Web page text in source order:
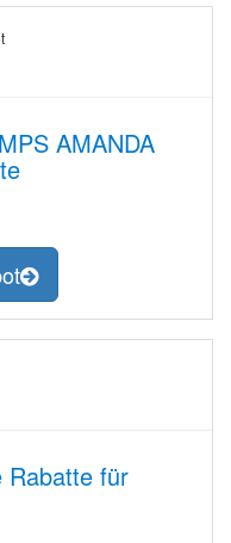
AMANDA
Rabatte für